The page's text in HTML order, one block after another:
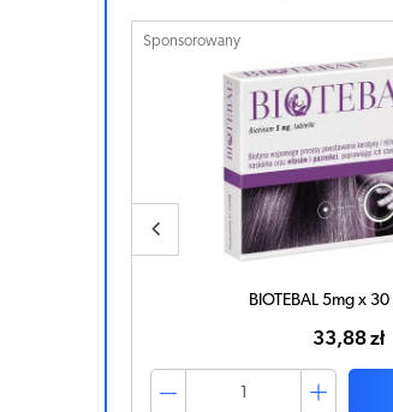
Sponsorowany
BIOTEBAL 5mg x
33,88 zł